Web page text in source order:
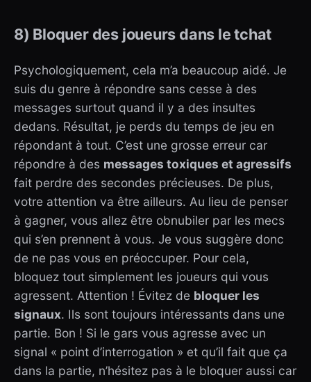
8) Bloquer des joueurs dans le tchat
Psychologiquement, cela m’a beaucoup aidé. Je
suis du genre à répondre sans cesse à des
messages surtout quand il y a des insultes
dedans. Résultat, je perds du temps de jeu en
répondant à tout. C’est une grosse erreur car
répondre à des messages toxiques et agressifs
fait perdre des secondes précieuses. De plus,
votre attention va être ailleurs. Au lieu de penser
à gagner, vous allez être obnubiler par les mecs
qui s’en prennent à vous. Je vous suggère donc
de ne pas vous en préoccuper. Pour cela,
bloquez tout simplement les joueurs qui vous
agressent. Attention ! Évitez de bloquer les
signaux. Ils sont toujours intéressants dans une
partie. Bon ! Si le gars vous agresse avec un
signal « point d’interrogation » et qu’il fait que ça
dans la partie, n’hésitez pas à le bloquer aussi car